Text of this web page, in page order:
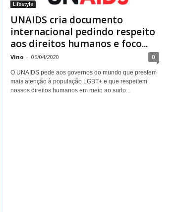
Lifestyle
UNAIDS cria documento
internacional pedindo respeito
aos direitos humanos e foco...
Vino - 05/04/2020 0
O UNAIDS pede aos governos do mundo que prestem
mais atenção à população LGBT+ e que respeitem
nossos direitos humanos em meio ao surto...